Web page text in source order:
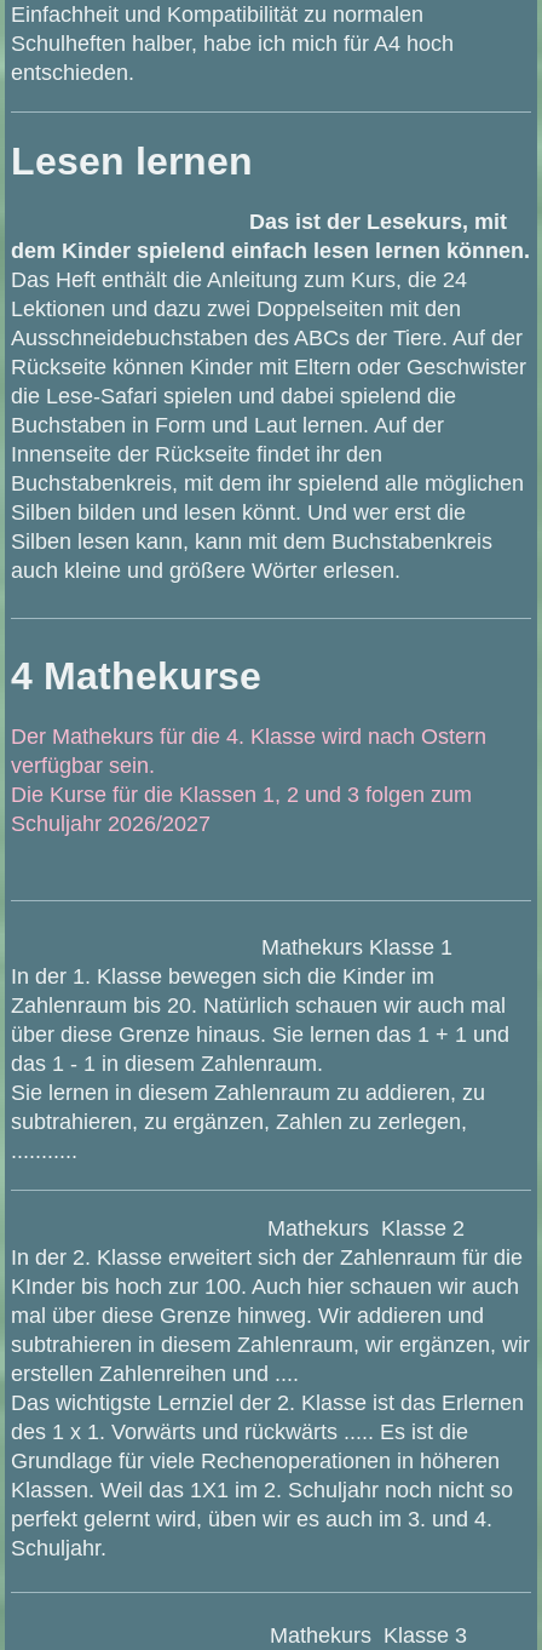
Einfachheit und Kompatibilität zu normalen
Schulheften halber, habe ich mich für A4 hoch
entschieden.
Lesen lernen
Das ist der Lesekurs, mit
dem Kinder spielend einfach lesen lernen können.
Das Heft enthält die Anleitung zum Kurs, die 24
Lektionen und dazu zwei Doppelseiten mit den
Ausschneidebuchstaben des ABCs der Tiere. Auf der
Rückseite können Kinder mit Eltern oder Geschwister
die Lese-Safari spielen und dabei spielend die
Buchstaben in Form und Laut lernen. Auf der
Innenseite der Rückseite findet ihr den
Buchstabenkreis, mit dem ihr spielend alle möglichen
Silben bilden und lesen könnt. Und wer erst die
Silben lesen kann, kann mit dem Buchstabenkreis
auch kleine und größere Wörter erlesen.
4 Mathekurse
Der Mathekurs für die 4. Klasse wird nach Ostern
verfügbar sein.
Die Kurse für die Klassen 1, 2 und 3 folgen zum
Schuljahr 2026/2027
Mathekurs Klasse 1
In der 1. Klasse bewegen sich die Kinder im
Zahlenraum bis 20. Natürlich schauen wir auch mal
über diese Grenze hinaus. Sie lernen das 1 + 1 und
das 1 - 1 in diesem Zahlenraum.
Sie lernen in diesem Zahlenraum zu addieren, zu
subtrahieren, zu ergänzen, Zahlen zu zerlegen,
...........
Mathekurs Klasse 2
In der 2. Klasse erweitert sich der Zahlenraum für die
KInder bis hoch zur 100. Auch hier schauen wir auch
mal über diese Grenze hinweg. Wir addieren und
subtrahieren in diesem Zahlenraum, wir ergänzen, wir
erstellen Zahlenreihen und ....
Das wichtigste Lernziel der 2. Klasse ist das Erlernen
des 1 x 1. Vorwärts und rückwärts ..... Es ist die
Grundlage für viele Rechenoperationen in höheren
Klassen. Weil das 1X1 im 2. Schuljahr noch nicht so
perfekt gelernt wird, üben wir es auch im 3. und 4.
Schuljahr.
Mathekurs Klasse 3